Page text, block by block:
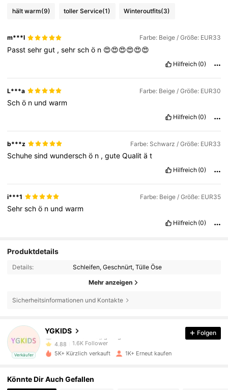
hält warm(9) toller Service(1) Winteroutfits(3)
m***l Farbe: Beige / Größe: EUR33
Passtsehrgut ,sehrschö n 😍😍😍😍😍😍
Hilfreich (0)
L***a Farbe: Beige / Größe: EUR30
Schö n undwarm
Hilfreich (0)
b***z Farbe: Schwarz / Größe: EUR33
Schuhesindwunderschö n ,guteQualität
Hilfreich (0)
i***1 Farbe: Beige / Größe: EUR35
Sehrschö n undwarm
Hilfreich (0)
Produktdetails
Details: Schleifen, Geschnürt, Tülle Öse
Mehr anzeigen
Sicherheitsinformationen und Kontakte
Verkäufer
YGKIDS
4,88 1.6K Follower
Folgen
5K+ Kürzlich verkauft 1K+ Erneut kaufen
Könnte Dir Auch Gefallen